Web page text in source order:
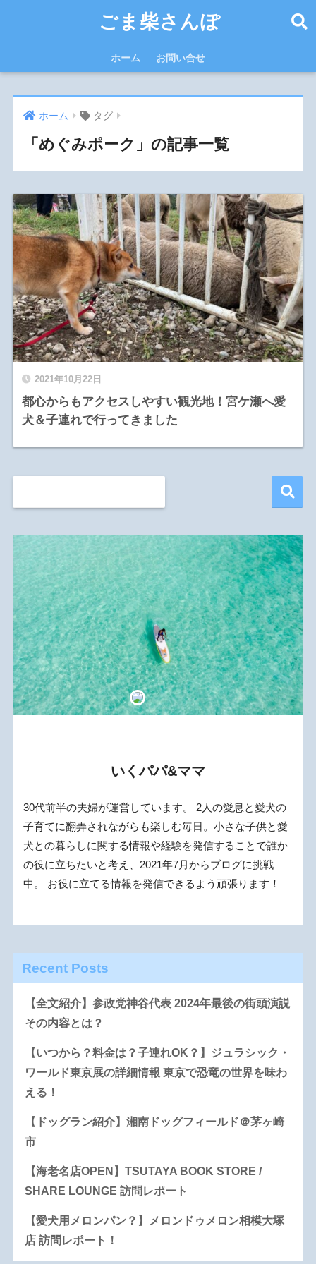
ごま柴さんぽ
ホーム お問い合せ
ホーム タグ
「めぐみポーク」の記事一覧
2021年10月22日
都心からもアクセスしやすい観光地！宮ケ瀬へ愛
犬＆子連れで行ってきました
いくパパ&ママ
30代前半の夫婦が運営しています。 2人の愛息と愛犬の
子育てに翻弄されながらも楽しむ毎日。小さな子供と愛
犬との暮らしに関する情報や経験を発信することで誰か
の役に立ちたいと考え、2021年7月からブログに挑戦
中。 お役に立てる情報を発信できるよう頑張ります！
Recent Posts
【全文紹介】参政党神谷代表 2024年最後の街頭演説
その内容とは？
【いつから？料金は？子連れOK？】ジュラシック・
ワールド東京展の詳細情報 東京で恐竜の世界を味わ
える！
【ドッグラン紹介】湘南ドッグフィールド＠茅ヶ崎
市
【海老名店OPEN】TSUTAYA BOOK STORE /
SHARE LOUNGE 訪問レポート
【愛犬用メロンパン？】メロンドゥメロン相模大塚
店 訪問レポート！